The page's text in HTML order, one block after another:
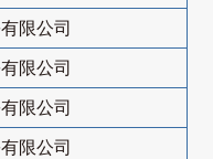
限公司
限公司
限公司
限公司